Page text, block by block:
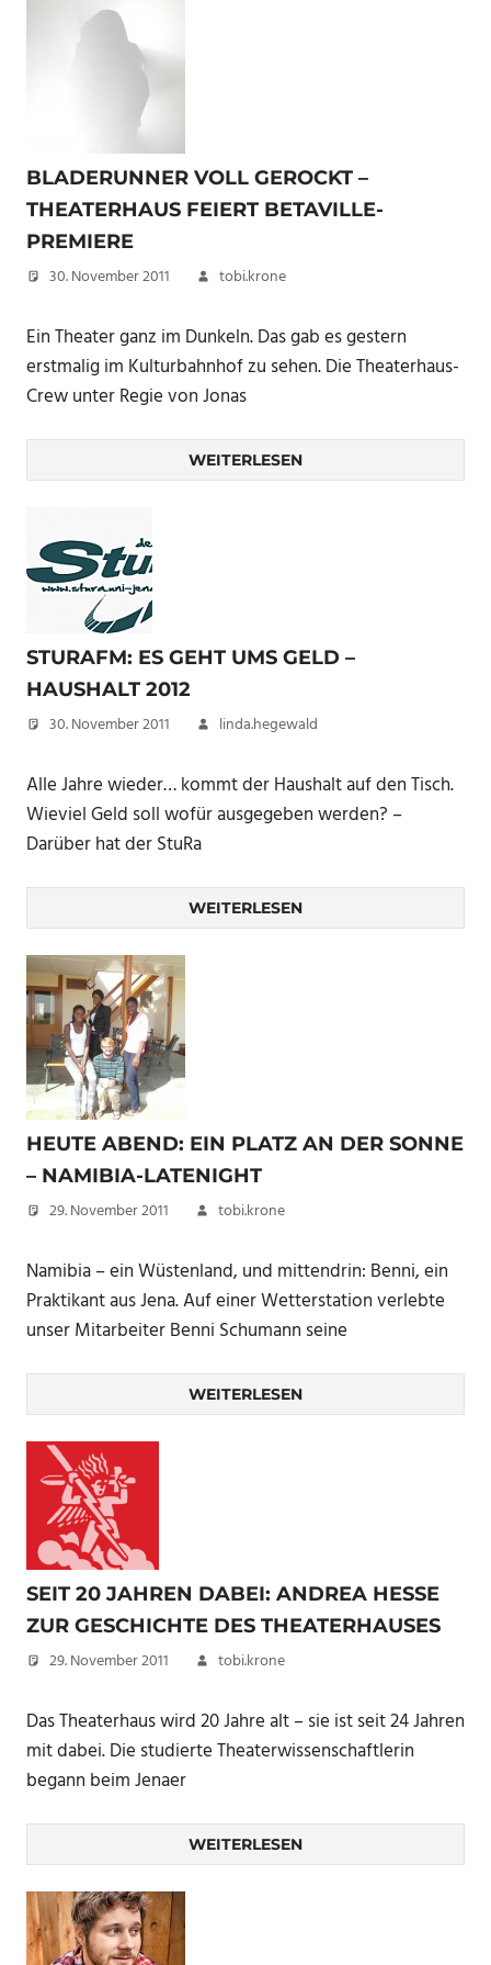
BLADERUNNER VOLL GEROCKT –
THEATERHAUS FEIERT BETAVILLE-
PREMIERE
30. November 2011 tobi.krone
Ein Theater ganz im Dunkeln. Das gab es gestern
erstmalig im Kulturbahnhof zu sehen. Die Theaterhaus-
Crew unter Regie von Jonas
WEITERLESEN
STURAFM: ES GEHT UMS GELD –
HAUSHALT 2012
30. November 2011 linda.hegewald
Alle Jahre wieder… kommt der Haushalt auf den Tisch.
Wieviel Geld soll wofür ausgegeben werden? –
Darüber hat der StuRa
WEITERLESEN
HEUTE ABEND: EIN PLATZ AN DER SONNE
– NAMIBIA-LATENIGHT
29. November 2011 tobi.krone
Namibia – ein Wüstenland, und mittendrin: Benni, ein
Praktikant aus Jena. Auf einer Wetterstation verlebte
unser Mitarbeiter Benni Schumann seine
WEITERLESEN
SEIT 20 JAHREN DABEI: ANDREA HESSE
ZUR GESCHICHTE DES THEATERHAUSES
29. November 2011 tobi.krone
Das Theaterhaus wird 20 Jahre alt – sie ist seit 24 Jahren
mit dabei. Die studierte Theaterwissenschaftlerin
begann beim Jenaer
WEITERLESEN